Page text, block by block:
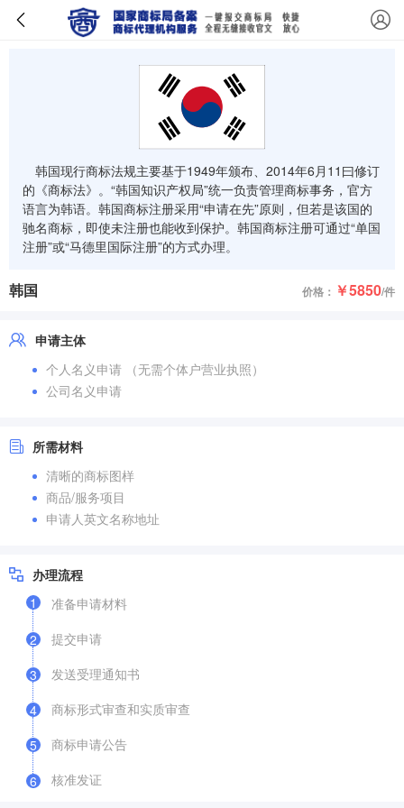
韩国现行商标法规主要基于1949年颁布、2014年6月11曰修订
的《商标法》。“韩国知识产权局”统一负责管理商标事务，官方
语言为韩语。韩国商标注册采用“申请在先”原则，但若是该国的
驰名商标，即使未注册也能收到保护。韩国商标注册可通过“单国
注册”或“马德里国际注册”的方式办理。
韩国 价格： ￥5850/件
申请主体
个人名义申请 （无需个体户营业执照）
公司名义申请
所需材料
清晰的商标图样
商品/服务项目
申请人英文名称地址
办理流程
1
准备申请材料
2
提交申请
3
发送受理通知书
4
商标形式审查和实质审查
5
商标申请公告
6 核准发证